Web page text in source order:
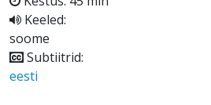
Keeled:
soome
Subtiitrid:
eesti